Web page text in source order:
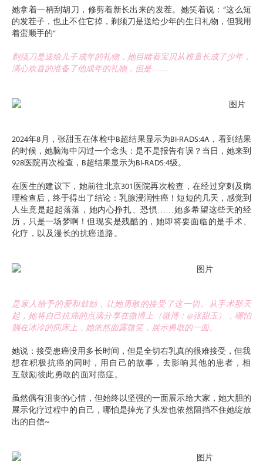
她拿着一柄刮胡刀，修剪着新长出来的发茬。她笑着说：“这么短
的发茬子，也止不住它掉，剃须刀是送给少年的生日礼物，但我用
着蛮顺手的”
剃须刀是送给儿子成年的礼物，她目睹着宝贝从稚童长成了少年，
满心欢喜的准备了他成年的礼物，但是……
2024年8月，张甜玉在体检中B超结果显示为BI-RADS:4A，看到结果
的时候，她脑海中闪过一个念头：是不是报告有误？当日，她来到
928医院再次检查，B超结果显示为BI-RADS:4级。
在医生的建议下，她前往北京301医院再次检查，在经过穿刺及病
理检查后，终于得出了结论：乳腺浸润性癌！短短的几天，感觉到
人生竟是起起落落，她内心挣扎、恐惧……她多希望这些天的经
历，只是一场梦啊！但现实是残酷的，她即将要面临的是手术、
化疗，以及漫长的抗癌道路。
是家人给予的爱和鼓励，让她勇敢的接受了这一切。从手术那天
起，她将自己抗癌的点滴分享在微博上（微博：@张甜玉），哪怕
躺在冰冷的病床上，她依然面露微笑，展示勇敢的一面。
她说：接受患癌没用多长时间，但是全切右乳真的很难接受，但我
想在积极抗癌的同时，用自己的故事，去影响其他的患者，相
互鼓励彼此勇敢的面对癌症。
虽然偶有沮丧的心情，但始终以坚强的一面展示给大家，她大胆的
展示化疗过程中的自己，哪怕是掉光了头发也依然阻挡不住她绽放
出的自信~